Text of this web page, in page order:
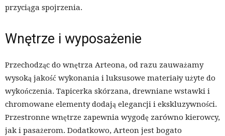
przyciąga spojrzenia.
Wnętrze i wyposażenie
Przechodząc do wnętrza Arteona, od razu zauważamy
wysoką jakość wykonania i luksusowe materiały użyte do
wykończenia. Tapicerka skórzana, drewniane wstawki i
chromowane elementy dodają elegancji i ekskluzywności.
Przestronne wnętrze zapewnia wygodę zarówno kierowcy,
jak i pasażerom. Dodatkowo, Arteon jest bogato